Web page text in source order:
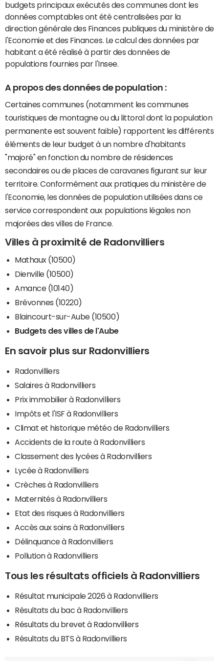
budgets principaux exécutés des communes dont les
données comptables ont été centralisées par la
direction générale des Finances publiques du ministère de
l'Economie et des Finances. Le calcul des données par
habitant a été réalisé à partir des données de
populations fournies par l'Insee.
A propos des données de population :
Certaines communes (notamment les communes
touristiques de montagne ou du littoral dont la population
permanente est souvent faible) rapportent les différents
éléments de leur budget à un nombre d'habitants
"majoré" en fonction du nombre de résidences
secondaires ou de places de caravanes figurant sur leur
territoire. Conformément aux pratiques du ministère de
l'Economie, les données de population utilisées dans ce
service correspondent aux populations légales non
majorées des villes de France.
Villes à proximité de Radonvilliers
Mathaux (10500)
Dienville (10500)
Amance (10140)
Brévonnes (10220)
Blaincourt-sur-Aube (10500)
Budgets des villes de l'Aube
En savoir plus sur Radonvilliers
Radonvilliers
Salaires à Radonvilliers
Prix immobilier à Radonvilliers
Impôts et l'ISF à Radonvilliers
Climat et historique météo de Radonvilliers
Accidents de la route à Radonvilliers
Classement des lycées à Radonvilliers
Lycée à Radonvilliers
Crèches à Radonvilliers
Maternités à Radonvilliers
Etat des risques à Radonvilliers
Accès aux soins à Radonvilliers
Délinquance à Radonvilliers
Pollution à Radonvilliers
Tous les résultats officiels à Radonvilliers
Résultat municipale 2026 à Radonvilliers
Résultats du bac à Radonvilliers
Résultats du brevet à Radonvilliers
Résultats du BTS à Radonvilliers